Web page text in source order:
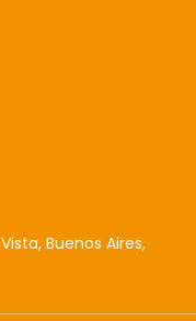
Buenos Aires,